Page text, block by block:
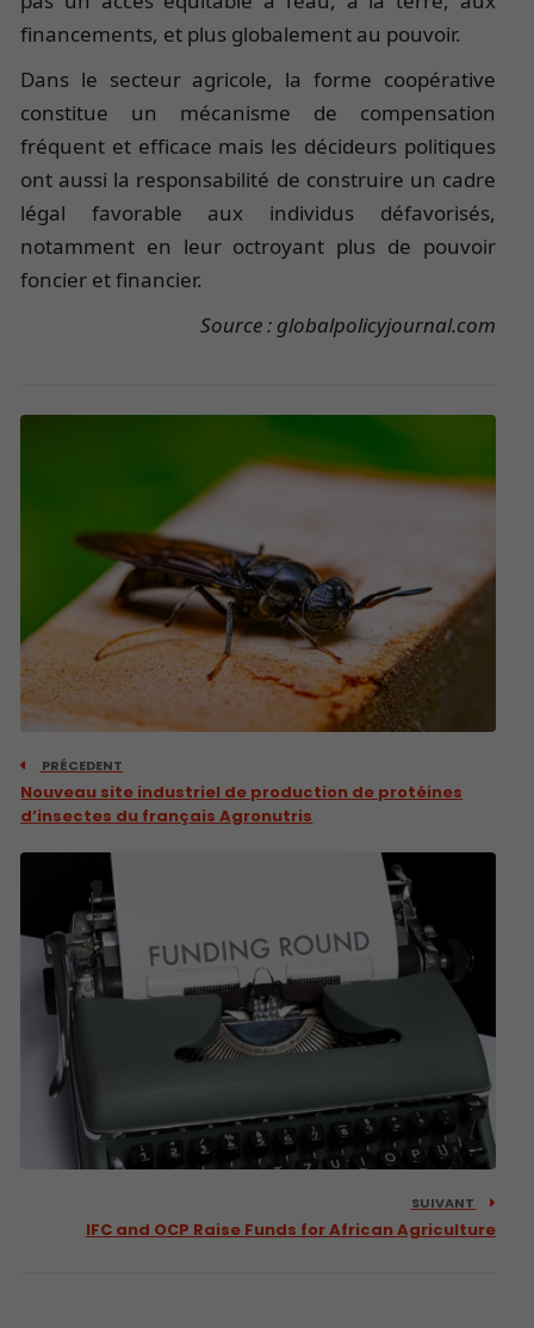
financements, et plus globalement au pouvoir.
Dans le secteur agricole, la forme coopérative
constitue un mécanisme de compensation
fréquent et efficace mais les décideurs politiques
ont aussi la responsabilité de construire un cadre
légal favorable aux individus défavorisés,
notamment en leur octroyant plus de pouvoir
foncier et financier.
Source : globalpolicyjournal.com
PRÉCEDENT
Nouveau site industriel de production de protéines
d’insectes du français Agronutris
SUIVANT
IFC and OCP Raise Funds for African Agriculture